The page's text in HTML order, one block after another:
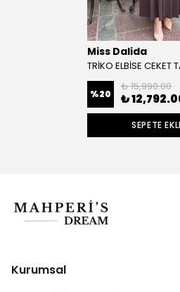
Miss Dalida
TRİKO ELBİSE CEKET
%20
₺ 15,990.00
₺
SEPETE
Kurumsal